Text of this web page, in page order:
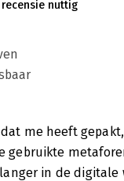
nuttig
me heeft
gebruikte
in de digitale